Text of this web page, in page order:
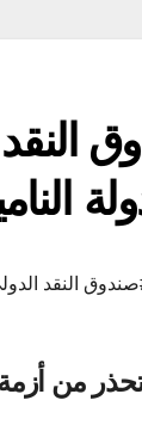
النقد
من أزمة